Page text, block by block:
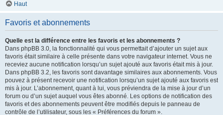
Haut
Favoris et abonnements
Quelle est la différence entre les favoris et les abonnements ?
Dans phpBB 3.0, la fonctionnalité qui vous permettait d’ajouter un sujet aux
favoris était similaire à celle présente dans votre navigateur internet. Vous ne
receviez aucune notification lorsqu’un sujet ajouté aux favoris était mis à jour.
Dans phpBB 3.2, les favoris sont davantage similaires aux abonnements. Vous
pouvez à présent recevoir une notification lorsqu’un sujet ajouté aux favoris est
mis à jour. L’abonnement, quant à lui, vous préviendra de la mise à jour d’un
forum ou d’un sujet auquel vous êtes abonné. Les options de notification des
favoris et des abonnements peuvent être modifiés depuis le panneau de
contrôle de l’utilisateur, sous les « Préférences du forum ».